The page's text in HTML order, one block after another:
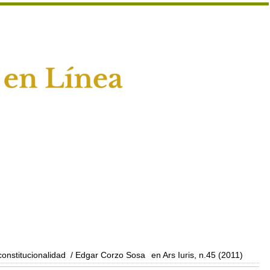
/ Edgar Corzo Sosa en Ars Iuris, n.45 (2011)